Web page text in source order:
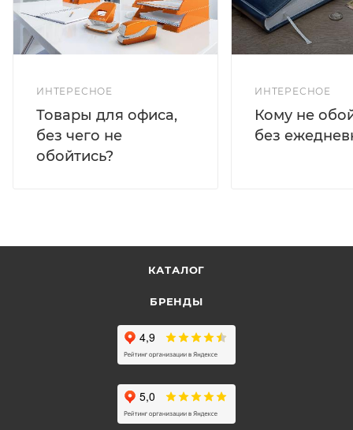
ИНТЕРЕСНОЕ
Товары для офиса,
без чего не
обойтись?
ИНТЕРЕСНОЕ
Кому не
без
КАТАЛОГ
БРЕНДЫ